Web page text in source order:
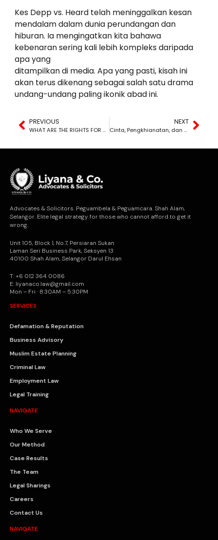
Kes Depp vs. Heard telah meninggalkan kesan
mendalam dalam dunia perundangan dan
hiburan. Ia mengingatkan kita bahawa
kebenaran sering kali lebih kompleks daripada
apa yang
ditampilkan di media. Apa yang pasti, kisah ini
akan terus dikenang sebagai salah satu drama
undang-undang paling ikonik abad ini.
PREVIOUS
WHAT ARE THE RIGHTS FOR VICTIMS OF SEXUAL ASSAULT IN CIVIL CASES?
NEXT
Cinta, Pengkhianatan, dan Keadilan: Kisah Nadia dan Faris (bukan nama sebenar)
Advocates & Solicitors. Peguambela & Peguamcara. Shah Alam,
Selangor. Elite legal strategy for those who cannot afford to get it
wrong.
Unit 105, Block 1, No.7, Persiaran Sukan
Laman Seri Business Park, Seksyen 13
40100 Shah Alam, Selangor Darul Ehsan
T: +6 012 364 0086
E: liyanaco.law@gmail.com
Mon – Fri · 8:30AM – 5:30PM
SERVICES
Defamation & Reputation
Business Advisory
Muslim Estate Planning
Criminal Law
Employment Law
Legal Training
NAVIGATE
Who We Serve
Our Method
Case Results
The Team
Legal Sharings
Careers
Contact Us
NAVIGATE